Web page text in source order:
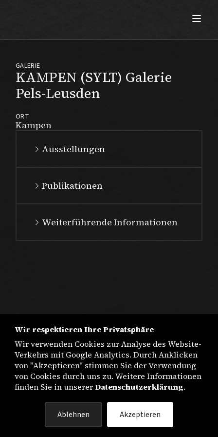
KAMPEN (SYLT) Galerie
Pels-Leusden
GALERIE
Kampen
ORT
Ausstellungen
Publikationen
Weiterführende Informationen
DATENSCHUTZ
Wir respektieren Ihre Privatsphäre
Wir verwenden Cookies zur Analyse des Website-
Verkehrs mit Google Analytics. Durch Anklicken
von "Akzeptieren" stimmen Sie der Verwendung
von Cookies durch uns zu. Weitere Informationen
finden Sie in unsererDatenschutzerklärung.
Ablehnen Akzeptieren